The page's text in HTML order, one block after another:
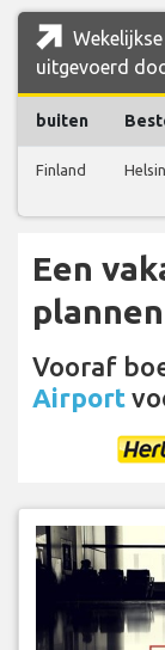
uitgevoerd
buiten
Finland
Een
Vooraf
Airport